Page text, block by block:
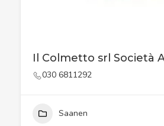
Il Colmetto srl Società
030 6811292
Saanen